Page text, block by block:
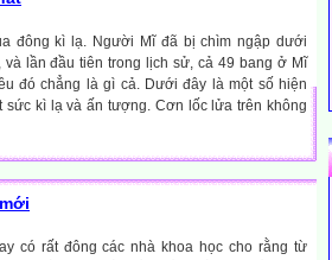
đông kì lạ. Người Mĩ đã bị chìm ngập dưới
lần đầu tiên trong lịch sử, cả 49 bang ở Mĩ
đó chẳng là gì cả. Dưới đây là một số hiện
kì lạ và ấn tượng. Cơn lốc lửa trên không
có rất đông các nhà khoa học cho rằng từ